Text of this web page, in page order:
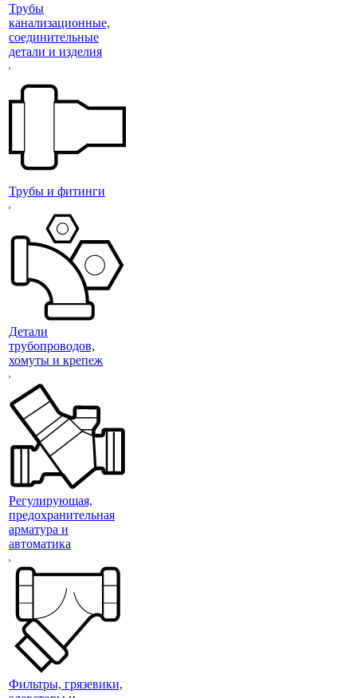
Трубы
канализационные,
соединительные
детали и изделия
Трубы и фитинги
Детали
трубопроводов,
хомуты и крепеж
Регулирующая,
предохранительная
арматура и
автоматика
Фильтры, грязевики,